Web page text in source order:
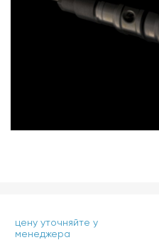
цену уточняйте у
менеджера